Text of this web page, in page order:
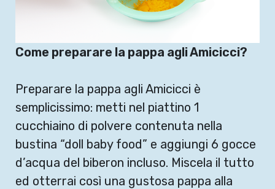
Come preparare la pappa agli Amicicci?
Preparare la pappa agli Amicicci è
semplicissimo: metti nel piattino 1
cucchiaino di polvere contenuta nella
bustina “doll baby food” e aggiungi 6 gocce
d’acqua del biberon incluso. Miscela il tutto
ed otterrai così una gustosa pappa alla